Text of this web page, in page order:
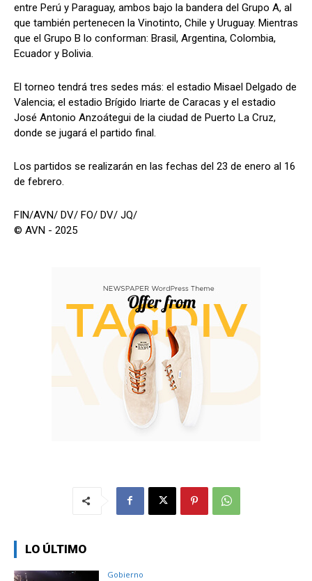
entre Perú y Paraguay, ambos bajo la bandera del Grupo A, al
que también pertenecen la Vinotinto, Chile y Uruguay. Mientras
que el Grupo B lo conforman: Brasil, Argentina, Colombia,
Ecuador y Bolivia.
El torneo tendrá tres sedes más: el estadio Misael Delgado de
Valencia; el estadio Brígido Iriarte de Caracas y el estadio
José Antonio Anzoátegui de la ciudad de Puerto La Cruz,
donde se jugará el partido final.
Los partidos se realizarán en las fechas del 23 de enero al 16
de febrero.
FIN/AVN/ DV/ FO/ DV/ JQ/
© AVN - 2025
LO ÚLTIMO
Gobierno